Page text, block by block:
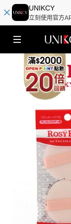
UNIKCY
立刻使用官方